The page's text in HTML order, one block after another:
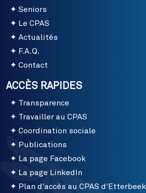
Seniors
Le CPAS
Actualités
F.A.Q.
Contact
ACCÈS RAPIDES
Transparence
Travailler au CPAS
Coordination sociale
Publications
La page Facebook
La page LinkedIn
Plan d'accès au CPAS d'Etterbeek